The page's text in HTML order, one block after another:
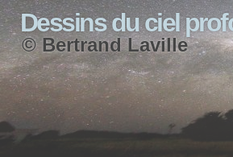
Dessins du ciel
© Bertrand Laville